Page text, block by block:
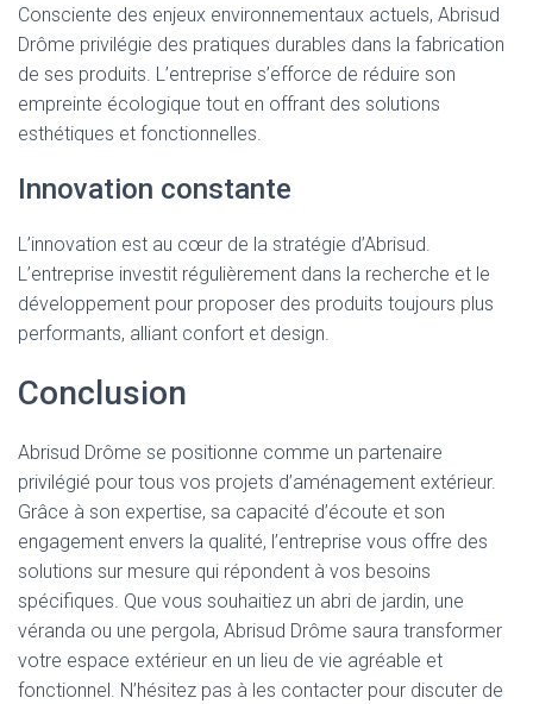
Consciente des enjeux environnementaux actuels, Abrisud
Drôme privilégie des pratiques durables dans la fabrication
de ses produits. L’entreprise s’efforce de réduire son
empreinte écologique tout en offrant des solutions
esthétiques et fonctionnelles.
Innovation constante
L’innovation est au cœur de la stratégie d’Abrisud.
L’entreprise investit régulièrement dans la recherche et le
développement pour proposer des produits toujours plus
performants, alliant confort et design.
Conclusion
Abrisud Drôme se positionne comme un partenaire
privilégié pour tous vos projets d’aménagement extérieur.
Grâce à son expertise, sa capacité d’écoute et son
engagement envers la qualité, l’entreprise vous offre des
solutions sur mesure qui répondent à vos besoins
spécifiques. Que vous souhaitiez un abri de jardin, une
véranda ou une pergola, Abrisud Drôme saura transformer
votre espace extérieur en un lieu de vie agréable et
fonctionnel. N’hésitez pas à les contacter pour discuter de